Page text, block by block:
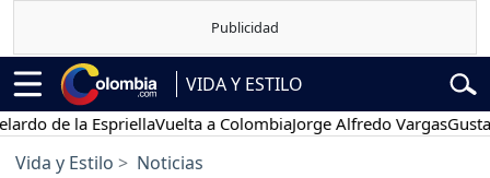
VIDA Y ESTILO
la EspriellaVuelta a ColombiaJorge Alfredo VargasGustavo
Vida y Estilo Noticias